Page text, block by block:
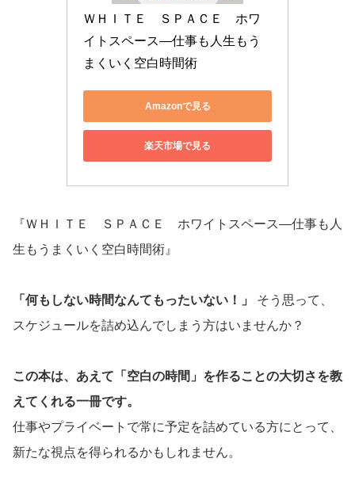
ＷＨＩＴＥ　ＳＰＡＣＥ　ホワ
イトスペース―仕事も人生もう
まくいく空白時間術
Amazonで見る
楽天市場で見る
『ＷＨＩＴＥ ＳＰＡＣＥ ホワイトスペース―仕事も人
生もうまくいく空白時間術』
「何もしない時間なんてもったいない！」
そう思って、
スケジュールを詰め込んでしまう方はいませんか？
この本は、あえて「空白の時間」を作ることの大切さを教
えてくれる一冊です。
仕事やプライベートで常に予定を詰めている方にとって、
新たな視点を得られるかもしれません。